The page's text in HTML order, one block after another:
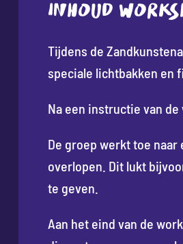
INHOUD
Tijdens de
speciale lichtbakken en
Na een instructie van
De groep werkt toe
overlopen. Dit lukt
te geven.
Aan het eind van de